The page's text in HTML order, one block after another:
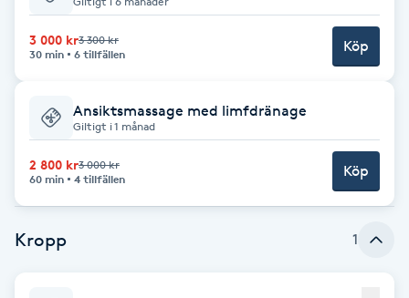
Babylights
Balayage
Bambumassage
Barber
Barnklippning
3 000 kr3 300 kr
30 min
6 tillfällen Köp
Ansiktsmassage med limfdränage
Giltigt i 1 månad
2 800 kr3 000 kr
60 min
4 tillfällen Köp
Kropp 1